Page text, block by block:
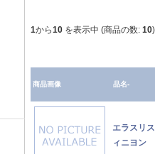
1から10 を表示中 (商品の数: 10)
商品画像 品名-
エラスリ
ィニヨン